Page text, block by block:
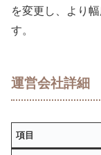
を変更し、より
す。
運営会社詳細
項目